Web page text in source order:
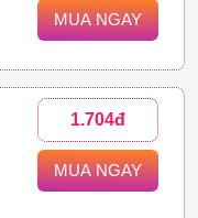
MUA NGAY
1.704đ
MUA NGAY